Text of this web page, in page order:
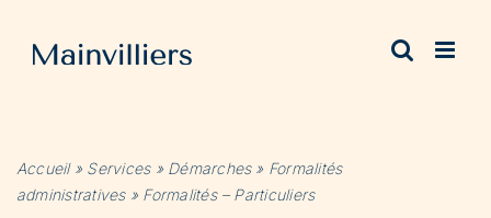
contenu
Accueil» Services» Démarches» Formalités
administratives» Formalités – Particuliers